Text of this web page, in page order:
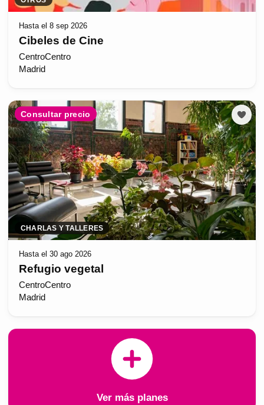
Hasta el 8 sep 2026
Cibeles de Cine
CentroCentro
Madrid
Consultar precio
CHARLAS Y TALLERES
Hasta el 30 ago 2026
Refugio vegetal
CentroCentro
Madrid
Ver más planes